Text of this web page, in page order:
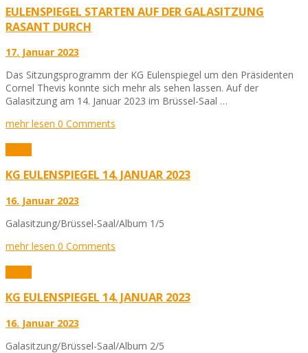
EULENSPIEGEL STARTEN AUF DER GALASITZUNG
RASANT DURCH
17. Januar 2023
Das Sitzungsprogramm der KG Eulenspiegel um den Präsidenten
Cornel Thevis konnte sich mehr als sehen lassen. Auf der
Galasitzung am 14. Januar 2023 im Brüssel-Saal …
mehr lesen 0 Comments
KG EULENSPIEGEL 14. JANUAR 2023
16. Januar 2023
Galasitzung/Brüssel-Saal/Album 1/5
mehr lesen 0 Comments
KG EULENSPIEGEL 14. JANUAR 2023
16. Januar 2023
Galasitzung/Brüssel-Saal/Album 2/5